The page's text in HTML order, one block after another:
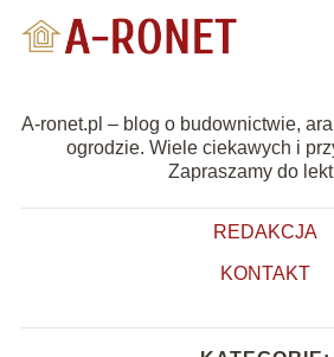
A-ronet.pl – blog o budownictwie,
ogrodzie. Wiele ciekawych i
Zapraszamy do
REDAKCJA
KONTAKT